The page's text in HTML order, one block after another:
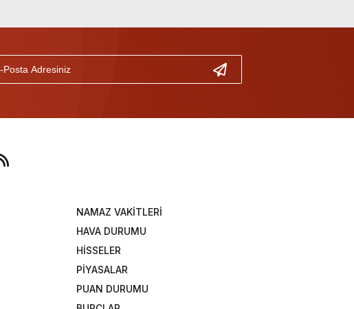
NAMAZ VAKİTLERİ
HAVA DURUMU
HİSSELER
PİYASALAR
PUAN DURUMU